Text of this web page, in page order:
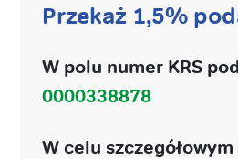
Przekaż 1,5%
W polu numer KRS
0000338878
W celu